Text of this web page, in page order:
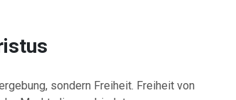
sondern Freiheit. Freiheit von